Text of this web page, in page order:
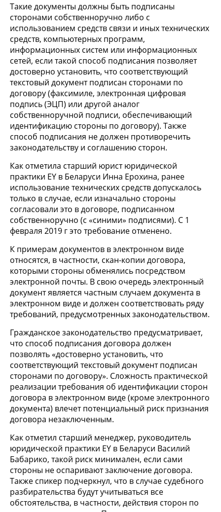
Такие документы должны быть подписаны
сторонами собственноручно либо с
использованием средств связи и иных технических
средств, компьютерных программ,
информационных систем или информационных
сетей, если такой способ подписания позволяет
достоверно установить, что соответствующий
текстовый документ подписан сторонами по
договору (факсимиле, электронная цифровая
подпись (ЭЦП) или другой аналог
собственноручной подписи, обеспечивающий
идентификацию стороны по договору). Также
способ подписания не должен противоречить
законодательству и соглашению сторон.
Как отметила старший юрист юридической
практики EY в Беларуси Инна Ерохина, ранее
использование технических средств допускалось
только в случае, если изначально стороны
согласовали это в договоре, подписанном
собственноручно (с «синими» подписями). С 1
февраля 2019 г это требование отменено.
К примерам документов в электронном виде
относятся, в частности, скан-копии договора,
которыми стороны обменялись посредством
электронной почты. В свою очередь электронный
документ является частным случаем документа в
электронном виде и должен соответствовать ряду
требований, предусмотренных законодательством.
Гражданское законодательство предусматривает,
что способ подписания договора должен
позволять «достоверно установить, что
соответствующий текстовый документ подписан
сторонами по договору». Сложность практической
реализации требования об идентификации сторон
договора в электронном виде (кроме электронного
документа) влечет потенциальный риск признания
договора незаключенным.
Как отметил старший менеджер, руководитель
юридической практики EY в Беларуси Василий
Бабарико, такой риск минимален, если сами
стороны не оспаривают заключение договора.
Также спикер подчеркнул, что в случае судебного
разбирательства будут учитываться все
обстоятельства, в частности, действия сторон по